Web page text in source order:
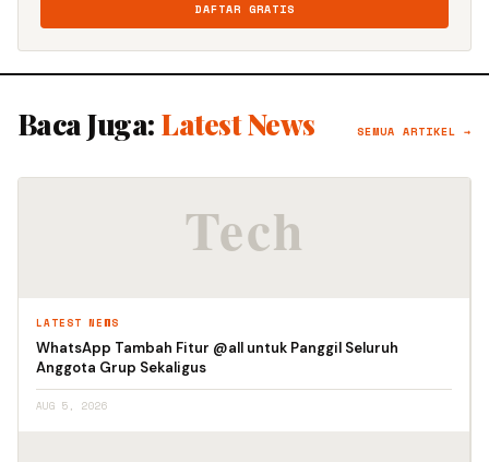
DAFTAR GRATIS
Baca Juga: Latest News SEMUA ARTIKEL →
LATEST NEWS
WhatsApp Tambah Fitur @all untuk Panggil Seluruh
Anggota Grup Sekaligus
AUG 5, 2026